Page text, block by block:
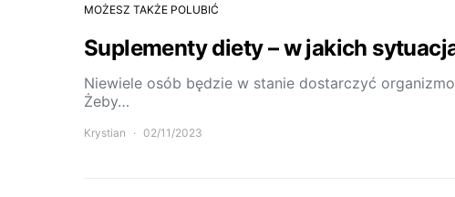
MOŻESZ TAKŻE POLUBIĆ
Suplementy diety – w jakich
Niewiele osób będzie w stanie dostarczyć
Żeby…
Krystian 02/11/2023